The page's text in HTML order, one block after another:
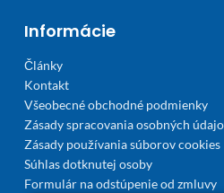
Informácie
Články
Kontakt
Všeobecné obchodné podmienky
Zásady spracovania osobných
Zásady používania súborov cookies
Súhlas dotknutej osoby
Formulár na odstúpenie od zmluvy